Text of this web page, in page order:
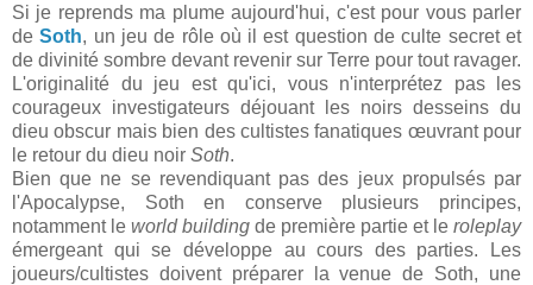
Si je reprends ma plume aujourd'hui, c'est pour vous parler
deSoth, un jeu de rôle où il est question de culte secret et
de divinité sombre devant revenir sur Terre pour tout ravager.
L'originalité du jeu est qu'ici, vous n'interprétez pas les
courageux investigateurs déjouant les noirs desseins du
dieu obscur mais bien des cultistes fanatiques œuvrant pour
le retour du dieu noir Soth.
Bien que ne se revendiquant pas des jeux propulsés par
l'Apocalypse, Soth en conserve plusieurs principes,
notamment le world building de première partie et le roleplay
émergeant qui se développe au cours des parties. Les
joueurs/cultistes doivent préparer la venue de Soth, une